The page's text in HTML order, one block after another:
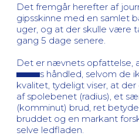
Det fremgår herefter af
gipsskinne med en samlet
uger, og at der skulle være
gang 5 dage senere.
Det er nævnets opfattelse,
s håndled, selvom de
kvalitet, tydeligt viser, at
af spolebenet (radius), et
(komminut) brud, ret
bruddet og en markant
selve ledfladen.